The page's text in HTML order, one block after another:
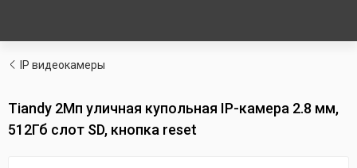
IP видеокамеры
Tiandy 2Мп уличная купольная IP-камера 2.8 мм,
512Гб слот SD, кнопка reset